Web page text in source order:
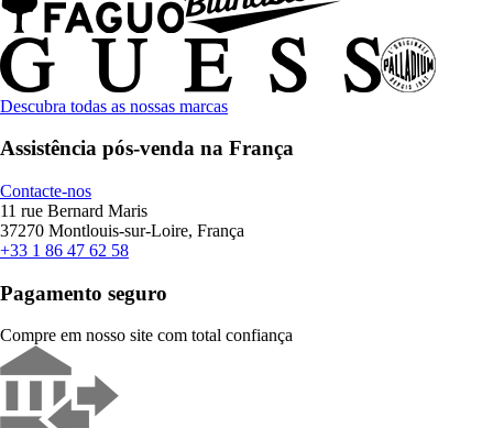
Descubra todas as nossas marcas
Assistência pós-venda na França
Contacte-nos
11 rue Bernard Maris
37270 Montlouis-sur-Loire, França
+33 1 86 47 62 58
Pagamento seguro
Compre em nosso site com total confiança